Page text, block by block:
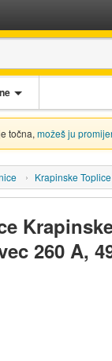
točna, možeš ju
Krapinske Toplice
260 A,